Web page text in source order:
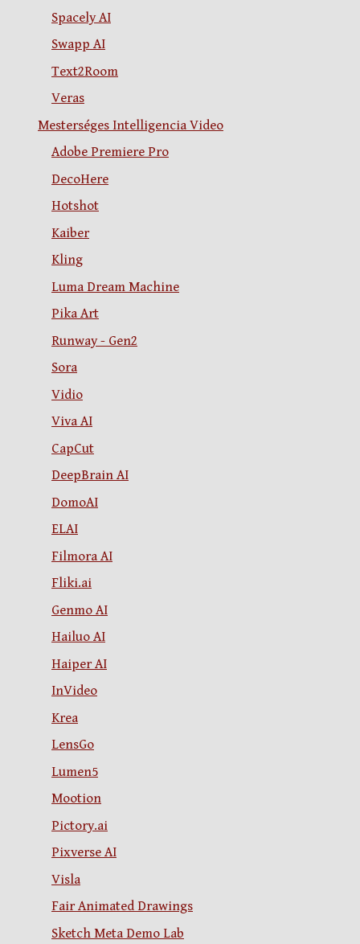
Spacely AI
Swapp AI
Text2Room
Veras
Mesterséges Intelligencia Video
Adobe Premiere Pro
DecoHere
Hotshot
Kaiber
Kling
Luma Dream Machine
Pika Art
Runway - Gen2
Sora
Vidio
Viva AI
CapCut
DeepBrain AI
DomoAI
ELAI
Filmora AI
Fliki.ai
Genmo AI
Hailuo AI
Haiper AI
InVideo
Krea
LensGo
Lumen5
Mootion
Pictory.ai
Pixverse AI
Visla
Fair Animated Drawings
Sketch Meta Demo Lab